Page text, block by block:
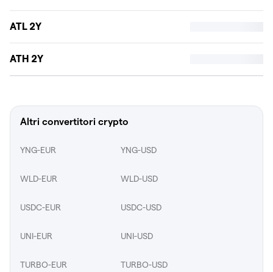
ATL 2Y
ATH 2Y
Altri convertitori crypto
YNG-EUR YNG-USD
WLD-EUR WLD-USD
USDC-EUR USDC-USD
UNI-EUR UNI-USD
TURBO-EUR TURBO-USD